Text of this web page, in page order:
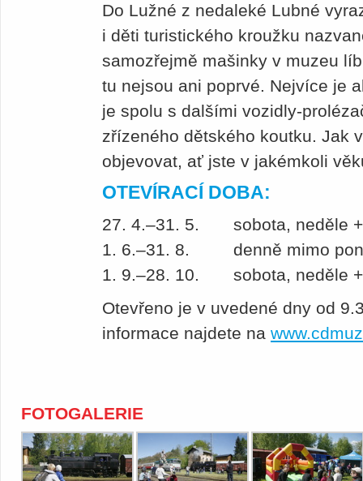
Do Lužné z nedaleké Lubné
i děti turistického kroužku
samozřejmě mašinky v muzeu
tu nejsou ani poprvé. Nejvíce je
je spolu s dalšími vozidly-
zřízeného dětského koutku. Jak
objevovat, ať jste v jakémkoli
OTEVÍRACÍ DOBA:
27. 4.–31. 5. sobota, neděle +
1. 6.–31. 8. denně mimo
1. 9.–28. 10. sobota, neděle
Otevřeno je v uvedené dny od
informace najdete na
FOTOGALERIE